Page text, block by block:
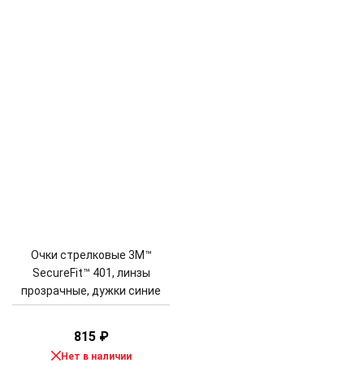
Очки стрелковые 3M™
SecureFit™ 401, линзы
прозрачные, дужки синие
815 ₽
Нет в наличии